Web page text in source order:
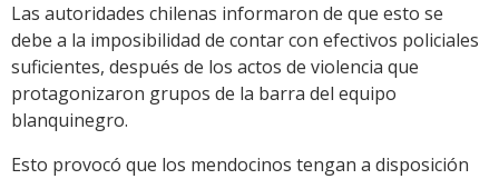
Las autoridades chilenas informaron de que esto se
debe a la imposibilidad de contar con efectivos policiales
suficientes, después de los actos de violencia que
protagonizaron grupos de la barra del equipo
blanquinegro.
Esto provocó que los mendocinos tengan a disposición